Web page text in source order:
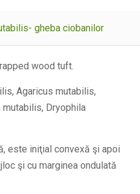
gheba ciobanilor
wood tuft.
Agaricus mutabilis,
mutabilis, Dryophila
este iniţial convexă şi apoi
şi cu marginea ondulată